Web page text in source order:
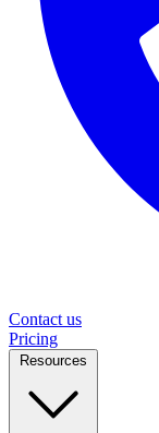
Contact us
Pricing
Resources